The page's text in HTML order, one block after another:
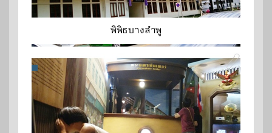
พิพิธบางลำพู